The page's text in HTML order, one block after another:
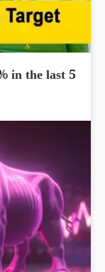
in the last 5